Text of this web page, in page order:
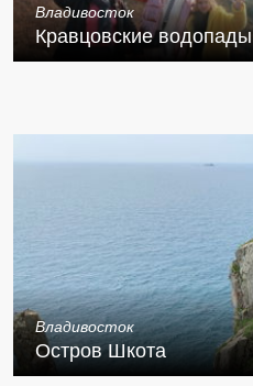
Владивосток
Кравцовские водопады
Владивосток
Остров Шкота